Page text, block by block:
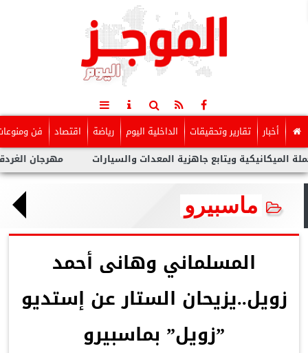
أخبار تقارير وتحقيقات الداخلية اليوم رياضة اقتصاد فن
مهرجان الغردقة ويتابع جاهزية المعدات والسيارات
ماسبيرو
المسلماني وهانى أحمد
زويل..يزيحان الستار عن إستديو
”زويل” بماسبيرو